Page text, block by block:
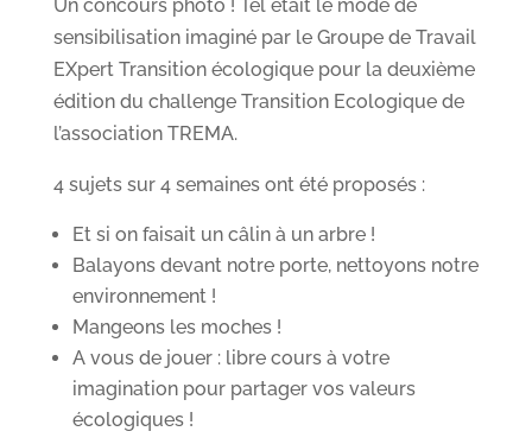
Un concours photo ! Tel était le mode de
sensibilisation imaginé par le Groupe de Travail
EXpert Transition écologique pour la deuxième
édition du challenge Transition Ecologique de
l’association TREMA.
4 sujets sur 4 semaines ont été proposés :
Et si on faisait un câlin à un arbre !
Balayons devant notre porte, nettoyons notre
environnement !
Mangeons les moches !
A vous de jouer : libre cours à votre
imagination pour partager vos valeurs
écologiques !